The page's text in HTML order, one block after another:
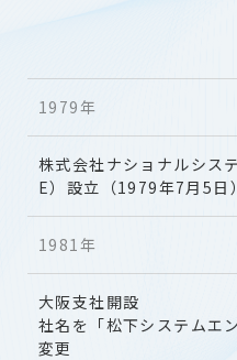
1979年
株式会社ナショナルシス
E）設立（1979年7月5日）
1981年
大阪支社開設
社名を「松下システムエ
変更